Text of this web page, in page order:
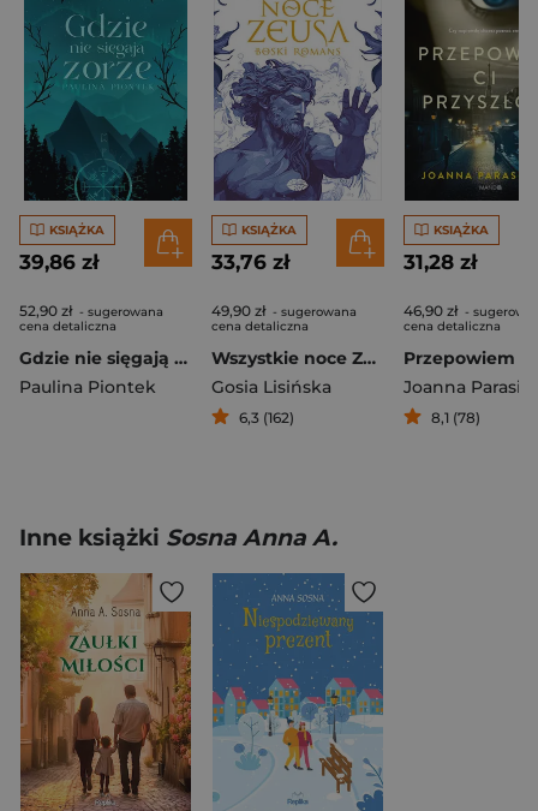
KSIĄŻKA
39,86 zł
52,90 zł - sugerowana
cena detaliczna
Gdzie nie sięgają zorze
Paulina Piontek
KSIĄŻKA
33,76 zł
49,90 zł - sugerowana
cena detaliczna
Wszystkie noce Zeusa. Boski romans
Gosia Lisińska
6,3 (162)
KSIĄŻKA
31,28 zł
46,90 zł -
cena detaliczna
Joanna
8,1 (78)
Inne książki Sosna Anna A.